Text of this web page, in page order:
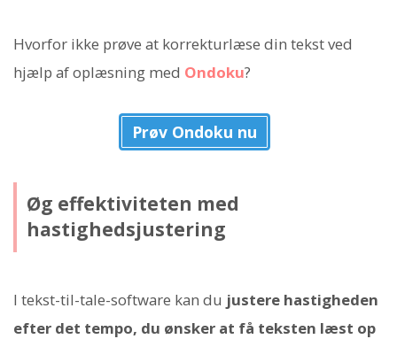
Hvorfor ikke prøve at korrekturlæse din tekst ved
hjælp af oplæsning med Ondoku?
Prøv Ondoku nu
Øg effektiviteten med
hastighedsjustering
I tekst-til-tale-software kan du justere hastigheden
efter det tempo, du ønsker at få teksten læst op